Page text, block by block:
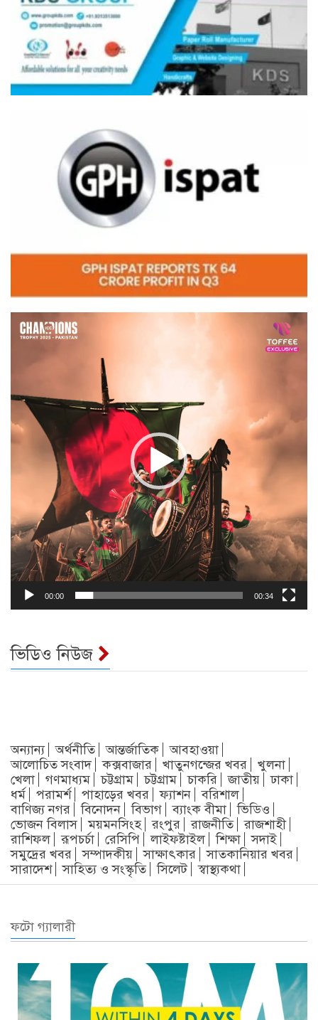
Video
Player
00:00 00:34
ভিডিও নিউজ
অন্যান্য অর্থনীতি আন্তর্জাতিক
আবহাওয়া
আলোচিত সংবাদ
কক্সবাজার খাতুনগন্জের খবর
খুলনা
খেলা
গণমাধ্যম চট্টগ্রাম চট্টগ্রাম চাকরি জাতীয়
ঢাকা
ধর্ম
পরামর্শ পাহাড়ের খবর ফ্যাশন
বরিশাল
বাণিজ্য নগর
বিনোদন বিভাগ ব্যাংক বীমা
ভিডিও
ভোজন বিলাস
ময়মনসিংহ রংপুর রাজনীতি
রাজশাহী
রাশিফল
রূপচর্চা রেসিপি লাইফষ্টাইল শিক্ষা
সদাই
সমুদ্রের খবর
সম্পাদকীয় সাক্ষাৎকার
সাতকানিয়ার খবর
সারাদেশ
সাহিত্য ও সংস্কৃতি সিলেট স্বাস্থ্যকথা
ফটো গ্যালারী